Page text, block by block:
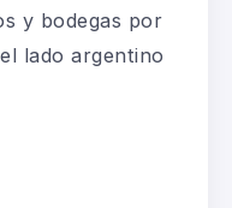
y bodegas por
lado argentino